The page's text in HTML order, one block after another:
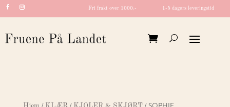
Fri frakt over 1000,- 1-5 dagers leveringstid